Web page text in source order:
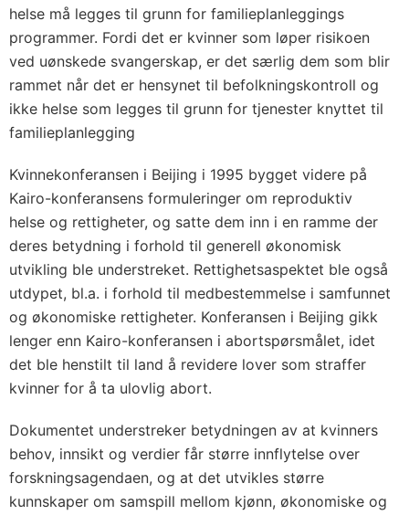
helse må legges til grunn for familieplanleggings
programmer. Fordi det er kvinner som løper risikoen
ved uønskede svangerskap, er det særlig dem som blir
rammet når det er hensynet til befolkningskontroll og
ikke helse som legges til grunn for tjenester knyttet til
familieplanlegging
Kvinnekonferansen i Beijing i 1995 bygget videre på
Kairo-konferansens formuleringer om reproduktiv
helse og rettigheter, og satte dem inn i en ramme der
deres betydning i forhold til generell økonomisk
utvikling ble understreket. Rettighetsaspektet ble også
utdypet, bl.a. i forhold til medbestemmelse i samfunnet
og økonomiske rettigheter. Konferansen i Beijing gikk
lenger enn Kairo-konferansen i abortspørsmålet, idet
det ble henstilt til land å revidere lover som straffer
kvinner for å ta ulovlig abort.
Dokumentet understreker betydningen av at kvinners
behov, innsikt og verdier får større innflytelse over
forskningsagendaen, og at det utvikles større
kunnskaper om samspill mellom kjønn, økonomiske og